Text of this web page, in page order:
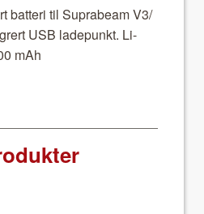
bat­teri til Suprabeam V3/
USB ladepunkt. Li-
mAh